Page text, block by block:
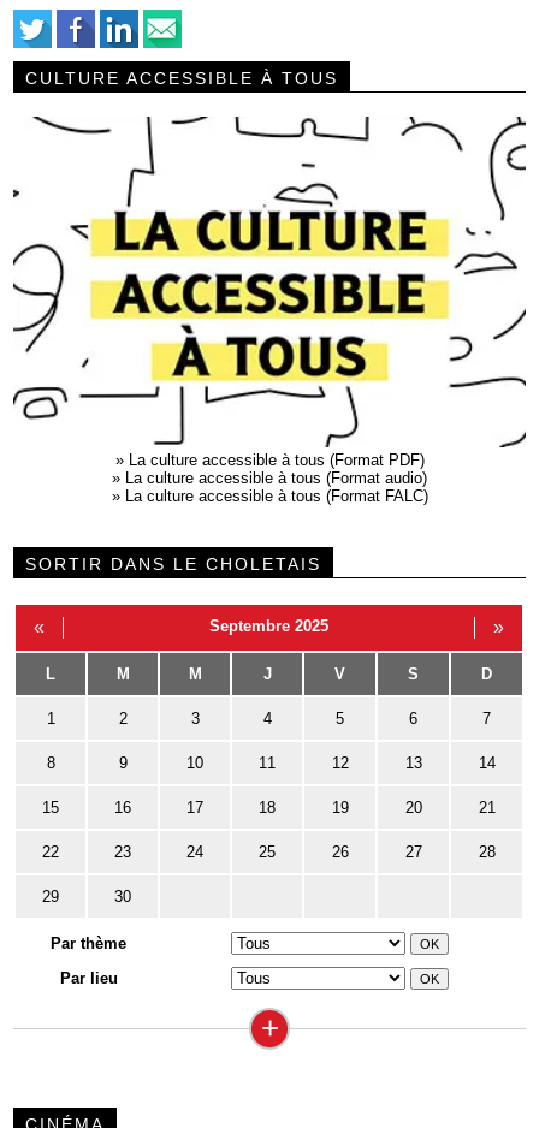
CULTURE ACCESSIBLE À TOUS
» La culture accessible à tous (Format PDF)
» La culture accessible à tous (Format audio)
» La culture accessible à tous (Format FALC)
SORTIR DANS LE CHOLETAIS
« Septembre 2025 »
L M M J V S D
1 2 3 4 5 6 7
8 9 10 11 12 13 14
15 16 17 18 19 20 21
22 23 24 25 26 27 28
29 30
Par thème
Par lieu
+